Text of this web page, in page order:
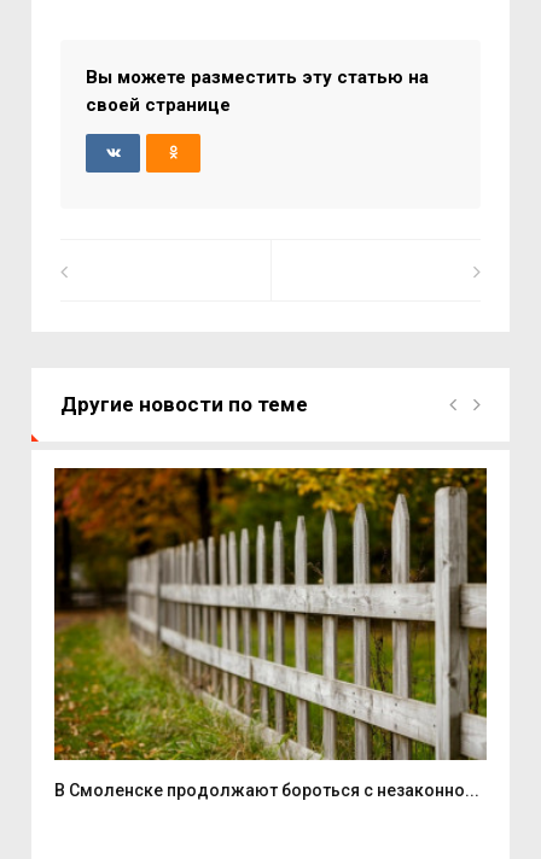
Вы можете разместить эту статью на
своей странице
Другие новости по теме
В Смоленске продолжают бороться с незаконно...